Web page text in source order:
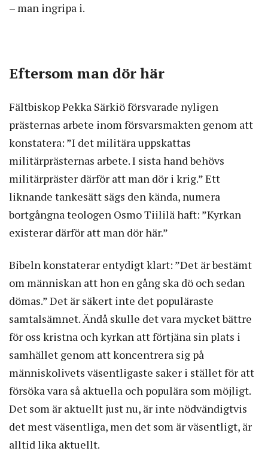
– man ingripa i.
Eftersom man dör här
Fältbiskop Pekka Särkiö försvarade nyligen
prästernas arbete inom försvarsmakten genom att
konstatera: ”I det militära uppskattas
militärprästernas arbete. I sista hand behövs
militärpräster därför att man dör i krig.” Ett
liknande tankesätt sägs den kända, numera
bortgångna teologen Osmo Tiililä haft: ”Kyrkan
existerar därför att man dör här.”
Bibeln konstaterar entydigt klart: ”Det är bestämt
om människan att hon en gång ska dö och sedan
dömas.” Det är säkert inte det populäraste
samtalsämnet. Ändå skulle det vara mycket bättre
för oss kristna och kyrkan att förtjäna sin plats i
samhället genom att koncentrera sig på
människolivets väsentligaste saker i stället för att
försöka vara så aktuella och populära som möjligt.
Det som är aktuellt just nu, är inte nödvändigtvis
det mest väsentliga, men det som är väsentligt, är
alltid lika aktuellt.